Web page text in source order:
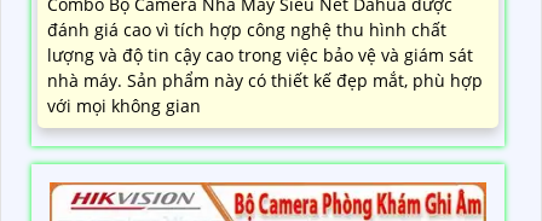
Combo Bộ Camera Nhà Máy Siêu Nét Dahua được
đánh giá cao vì tích hợp công nghệ thu hình chất
lượng và độ tin cậy cao trong việc bảo vệ và giám sát
nhà máy. Sản phẩm này có thiết kế đẹp mắt, phù hợp
với mọi không gian